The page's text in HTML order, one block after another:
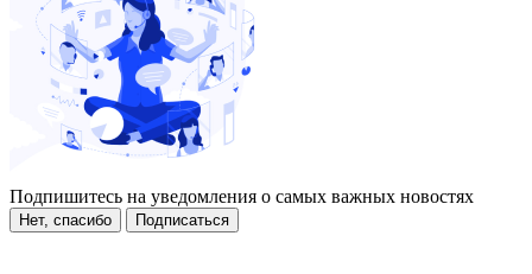
Подпишитесь на уведомления о самых важных новостях
Нет, спасибо Подписаться